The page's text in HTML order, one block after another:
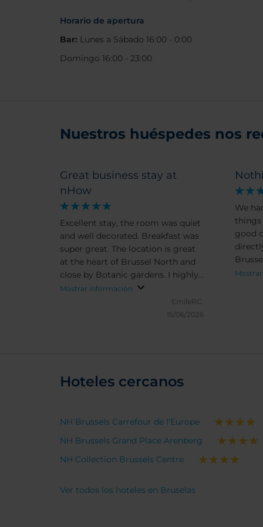
Horario de apertura
Bar: Lunes a Sábado 16:00 - 0:00
Domingo 16:00 - 23:00
Nuestros huéspedes nos
Great business stay at
nHow
Excellent stay, the room was quiet
and well decorated. Breakfast was
super great. The location is great
at the heart of Brussel North and
close by Botanic gardens. I highly
recommend for both business and
Mostrar información
EmileRC.
15/06/2026
We
things
good
Hoteles cercanos
NH Brussels Carrefour de l'Europe
NH Brussels Grand Place Arenberg
NH Collection Brussels Centre
Ver todos los hoteles en Bruselas